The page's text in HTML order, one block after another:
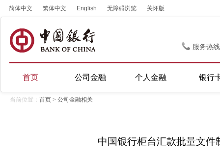
简体中文 繁体中文 English 无障碍浏览 关怀版
服务热
首页 公司金融 个人金融 银行
当前位置： 首页 > 公司金融相关
中国银行柜台汇款批量文件